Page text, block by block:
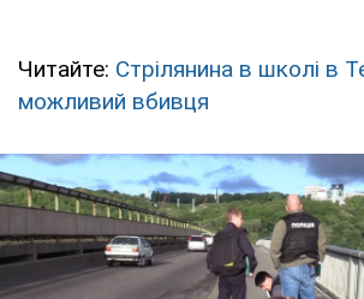
Читайте: Стрілянина в школі в
можливий вбивця